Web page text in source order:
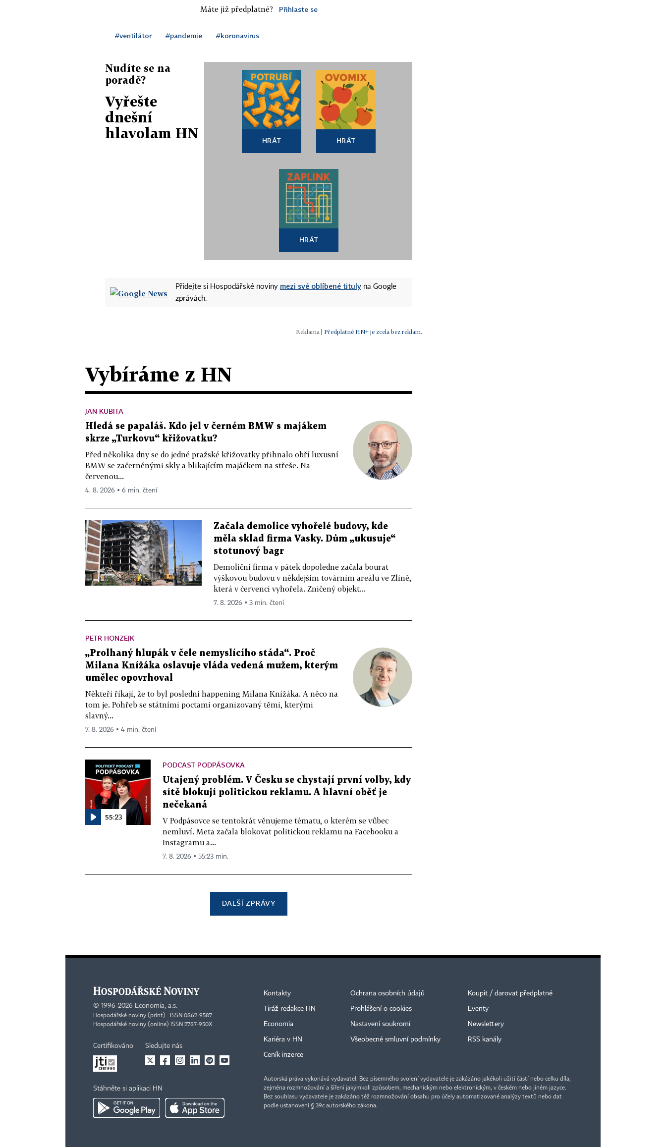
Máte již předplatné? Přihlaste se
#ventilátor #pandemie #koronavirus
Nudíte se na
poradě?
Vyřešte
dnešní
hlavolam HN
HRÁT HRÁT
HRÁT
Přidejte si Hospodářské noviny mezi své oblíbené tituly na Google
zprávách.
| Předplatné HN+ je zcela bez reklam.
Vybíráme z HN
JAN KUBITA
Hledá se papaláš. Kdo jel v černém BMW s majákem
skrze „Turkovu“ křižovatku?
Před několika dny se do jedné pražské křižovatky přihnalo obří luxusní
BMW se začerněnými skly a blikajícím majáčkem na střeše. Na
červenou...
4. 8. 2026 ▪ 6 min. čtení
Začala demolice vyhořelé budovy, kde
měla sklad firma Vasky. Dům „ukusuje“
stotunový bagr
Demoliční firma v pátek dopoledne začala bourat
výškovou budovu v někdejším továrním areálu ve Zlíně,
která v červenci vyhořela. Zničený objekt...
7. 8. 2026 ▪ 3 min. čtení
PETR HONZEJK
„Prolhaný hlupák v čele nemyslícího stáda“. Proč
Milana Knížáka oslavuje vláda vedená mužem, kterým
umělec opovrhoval
Někteří říkají, že to byl poslední happening Milana Knížáka. A něco na
tom je. Pohřeb se státními poctami organizovaný těmi, kterými
slavný...
7. 8. 2026 ▪ 4 min. čtení
55:23
PODCAST PODPÁSOVKA
Utajený problém. V Česku se chystají první volby, kdy
sítě blokují politickou reklamu. A hlavní oběť je
nečekaná
V Podpásovce se tentokrát věnujeme tématu, o kterém se vůbec
nemluví. Meta začala blokovat politickou reklamu na Facebooku a
Instagramu a...
7. 8. 2026 ▪ 55:23 min.
DALŠÍ ZPRÁVY
© 1996-2026 Economia, a.s.
Hospodářské noviny (print) ISSN 0862-9587
Hospodářské noviny (online) ISSN 2787-950X
Certifikováno Sledujte nás
Stáhněte si aplikaci HN
Kontakty
Tiráž redakce HN
Economia
Kariéra v HN
Ceník inzerce
Ochrana osobních údajů
Prohlášení o cookies
Nastavení soukromí
Všeobecné smluvní podmínky
Koupit / darovat předplatné
Eventy
Newslettery
RSS kanály
Autorská práva vykonává vydavatel. Bez písemného svolení vydavatele je zakázáno jakékoli užití částí nebo celku díla,
zejména rozmnožování a šíření jakýmkoli způsobem, mechanickým nebo elektronickým, v českém nebo jiném jazyce.
Bez souhlasu vydavatele je zakázáno též rozmnožování obsahu pro účely automatizované analýzy textů nebo dat
podle ustanovení § 39c autorského zákona.